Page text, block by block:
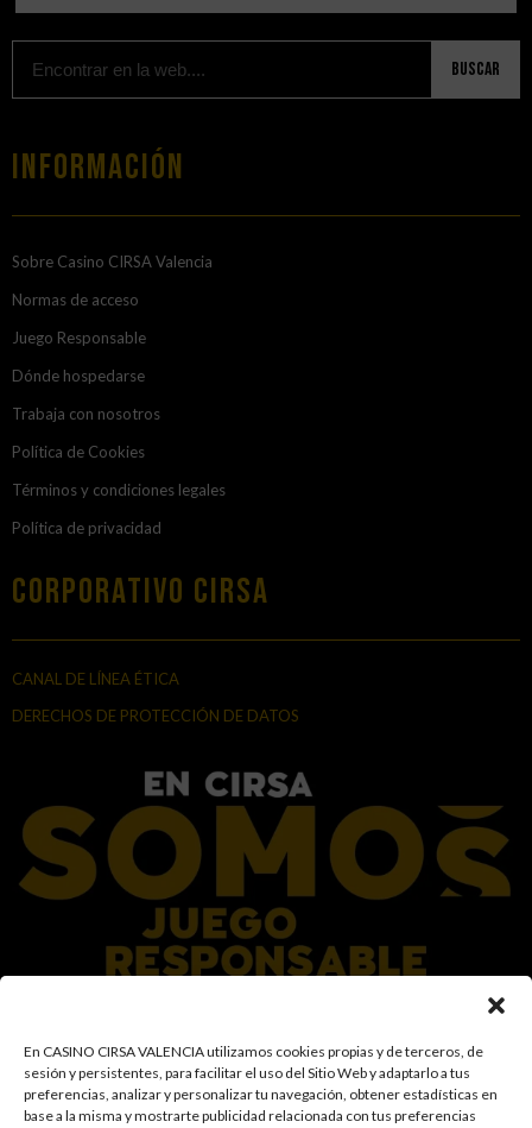
En CASINO CIRSA VALENCIA utilizamos cookies propias y de terceros, de
sesión y persistentes, para facilitar el uso del Sitio Web y adaptarlo a tus
preferencias, analizar y personalizar tu navegación, obtener estadísticas en
base a la misma y mostrarte publicidad relacionada con tus preferencias
Buscar
Información
Sobre Casino CIRSA Valencia
Normas de acceso
Juego Responsable
Dónde hospedarse
Trabaja con nosotros
Política de Cookies
Términos y condiciones legales
Política de privacidad
Corporativo Cirsa
CANAL DE LÍNEA ÉTICA
DERECHOS DE PROTECCIÓN DE DATOS
En el Grupo CIRSA promovemos una actitud responsable hacia el juego,
garantizando un entorno seguro y transparente para nuestros clientes y
facilitamos medidas e información para que el juego sea siempre diversión y
entretenimiento, sin utilizarse como vía para afrontar problemas económicos